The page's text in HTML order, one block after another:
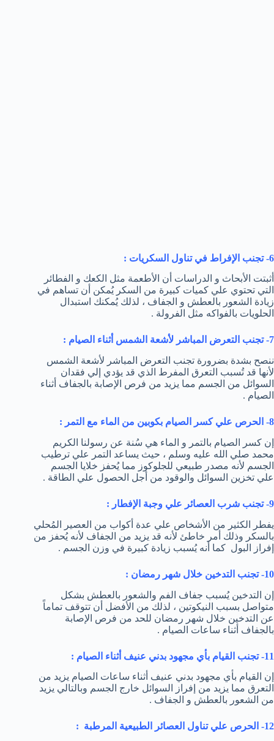
6- تجنب الإفراط في تناول السكريات :
أثبتت الأبحاث و الدراسات أن الأطعمة مثل الكعك و الفطائر
التي تحتوي علي كميات كبيرة من السكر يُمكن أن تساهم في
زيادة الشعور بالعطش و الجفاف ، لذلك يُمكنك استبدال
الحلويات بالفواكه مثل الفرولة .
7- تجنب التعرض المباشر لأشعة الشمس أثناء الصيام :
ننصح بشدة بضرورة تجنب التعرض المباشر لأشعة الشمس
لأنها قد تُسبب التعرق المفرط الذي قد يؤدي إلي فقدان
السوائل من الجسم مما يزيد من فرص الإصابة بالجفاف أثناء
الصيام .
8- الحرص علي كسر الصيام بكوبين من الماء مع التمر :
إن كسر الصيام بالتمر و الماء هي سُنة عن رسولنا الكريم
محمد صلي الله عليه وسلم ، حيث يساعد التمر علي ترطيب
الجسم لأنه مصدر طبيعي للجلوكوز مما يُحفز خلايا الجسم
علي تخزين السوائل والوقود من أجل الحصول علي الطاقة .
9- تجنب شرب العصائر علي وجبة الإفطار :
يفطر الكثير من الأشخاص علي عدة أكواب من العصير المُحلي
بالسكر وذلك أمر خاطئ لأنه قد يزيد من الجفاف لأنه يُحفز من
إفراز البول كما أنه يُسبب زيادة كبيرة في وزن الجسم .
10- تجنب التدخين خلال شهر رمضان :
إن التدخين يُسبب جفاف الفم والشعور بالعطش بشكل
متواصل بسبب النيكوتين ، لذلك من الأفضل أن تتوقف تماماً
عن التدخين خلال شهر رمضان للحد من فرص الإصابة
بالجفاف أثناء ساعات الصيام .
11- تجنب القيام بأي مجهود بدني عنيف أثناء الصيام :
إن القيام بأي مجهود بدني عنيف أثناء ساعات الصيام يزيد من
التعرق مما يزيد من إفراز السوائل خارج الجسم وبالتالي يزيد
من الشعور بالعطش و الجفاف .
12- الحرص علي تناول العصائر الطبيعية المرطبة :